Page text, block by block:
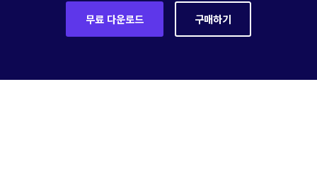
무료 다운로드 구매하기